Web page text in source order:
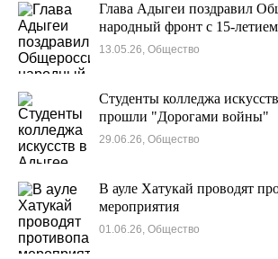
Глава Адыгеи поздравил
народный фронт с 15-летием
13.05.26, Общество
Студенты колледжа
прошли "Дорогами войны"
29.06.26, Общество
В ауле Хатукай проводят
мероприятия
01.06.26, Общество